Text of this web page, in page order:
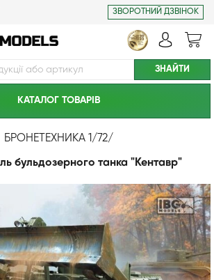
ЗВОРОТНИЙ ДЗВІНОК
КАТАЛОГ ТОВАРIВ
БРОНЕТЕХНИКА 1/72/
бульдозерного танка "Кентавр"